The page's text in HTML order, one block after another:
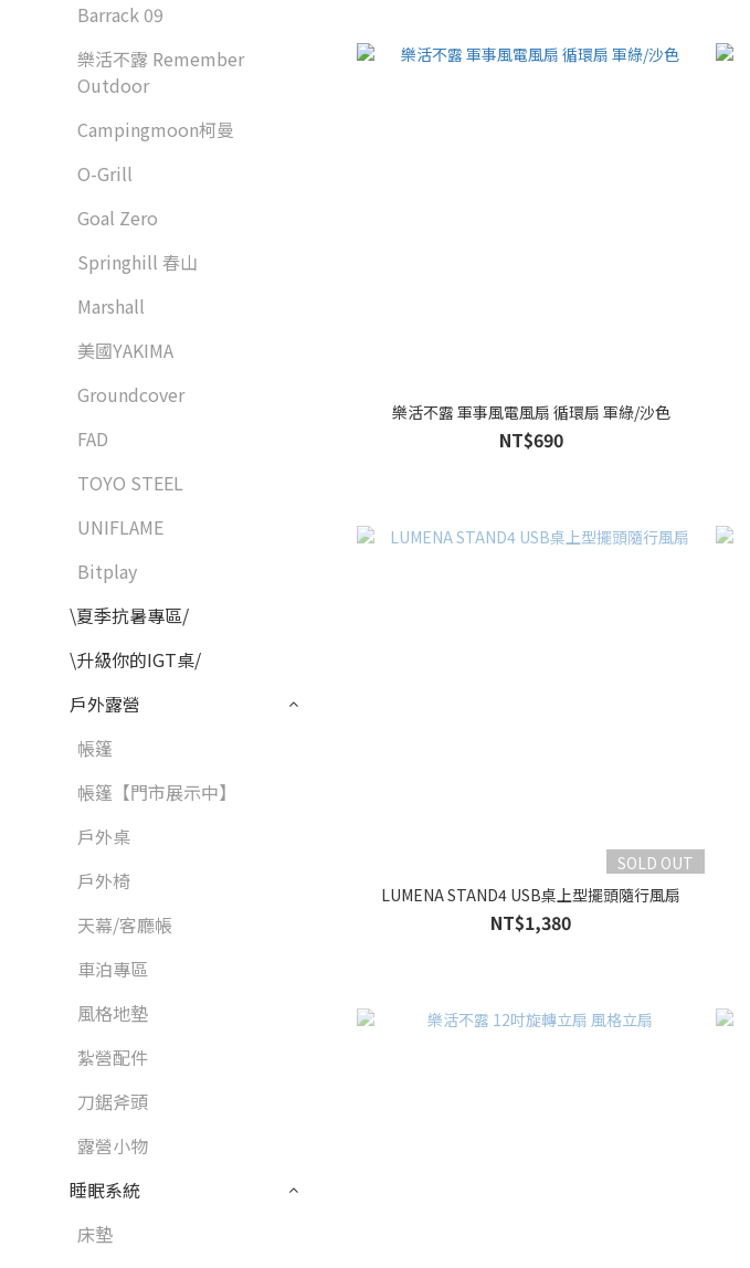
Barrack 09
樂活不露 Remember
Outdoor
Campingmoon柯曼
O-Grill
Goal Zero
Springhill 春山
Marshall
美國YAKIMA
Groundcover
FAD
TOYO STEEL
UNIFLAME
Bitplay
\夏季抗暑專區/
\升級你的IGT桌/
戶外露營
帳篷
帳篷【門市展示中】
戶外桌
戶外椅
天幕/客廳帳
車泊專區
風格地墊
紮營配件
刀鋸斧頭
露營小物
睡眠系統
床墊
樂活不露 軍事風電風扇 循環扇 軍綠/沙色
NT$690
SOLD OUT
LUMENA STAND4 USB桌上型擺頭隨行風扇
NT$1,380